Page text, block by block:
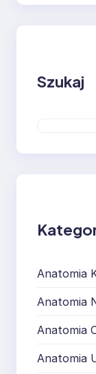
Szukaj
a
Anatomia
Anatomia
Anatomia
Anatomia